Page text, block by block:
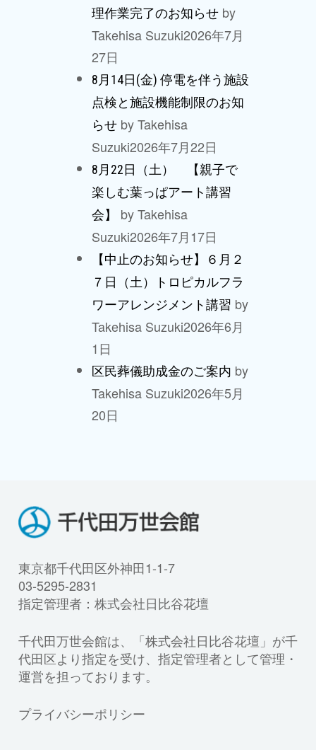
理作業完了のお知らせ by
Takehisa Suzuki2026年7月
27日
8月14日(金) 停電を伴う施設
点検と施設機能制限のお知
らせ by Takehisa
Suzuki2026年7月22日
8月22日（土） 【親子で
楽しむ葉っぱアート講習
会】
by Takehisa
Suzuki2026年7月17日
【中止のお知らせ】６月２
７日（土）トロピカルフラ
ワーアレンジメント講習 by
Takehisa Suzuki2026年6月
1日
区民葬儀助成金のご案内 by
Takehisa Suzuki2026年5月
20日
東京都千代田区外神田1-1-7
03-5295-2831
指定管理者：株式会社日比谷花壇
千代田万世会館は、「株式会社日比谷花壇」が千
代田区より指定を受け、指定管理者として管理・
運営を担っております。
プライバシーポリシー